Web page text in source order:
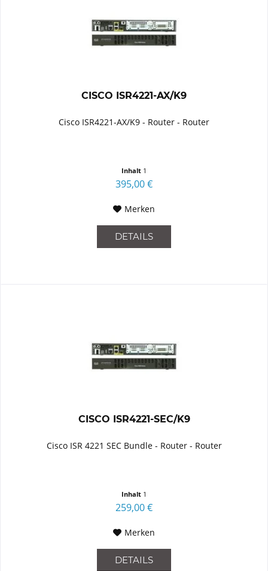
CISCO ISR4221-AX/K9
Cisco ISR4221-AX/K9 - Router - Router
Inhalt 1
395,00 €
Merken
DETAILS
CISCO ISR4221-SEC/K9
Cisco ISR 4221 SEC Bundle - Router - Router
Inhalt 1
259,00 €
Merken
DETAILS